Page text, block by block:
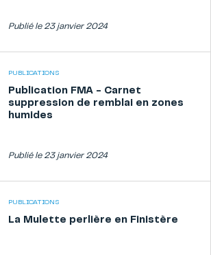
Publié le 23 janvier 2024
PUBLICATIONS
Publication FMA - Carnet
suppression de remblai en zones
humides
Publié le 23 janvier 2024
PUBLICATIONS
La Mulette perlière en Finistère